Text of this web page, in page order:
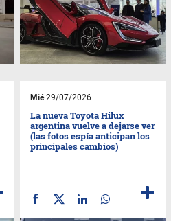
Mié29/07/2026
La nueva Toyota Hilux
argentina vuelve a dejarse ver
(las fotos espía anticipan los
principales cambios)